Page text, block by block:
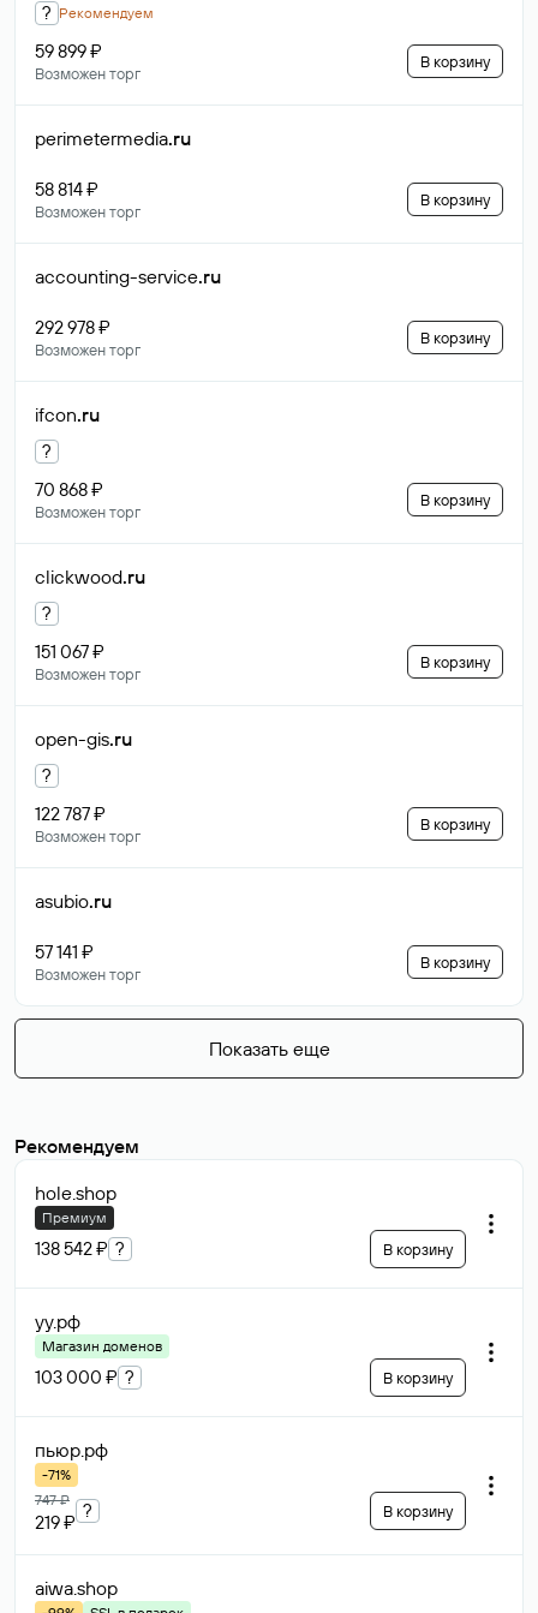
? Рекомендуем
59 899 ₽
Возможен торг
В корзину
perimetermedia.ru
58 814 ₽
Возможен торг
В корзину
accounting-service.ru
292 978 ₽
Возможен торг
В корзину
ifcon.ru
?
70 868 ₽
Возможен торг
В корзину
clickwood.ru
?
151 067 ₽
Возможен торг
В корзину
open-gis.ru
?
122 787 ₽
Возможен торг
В корзину
asubio.ru
57 141 ₽
Возможен торг
В корзину
Показать еще
Рекомендуем
hole.shop
Премиум
138 542 ₽ ? В корзину
уу.рф
Магазин доменов
103 000 ₽ ? В корзину
пьюр.рф
-71%
747 ₽
219 ₽
? В корзину
aiwa.shop